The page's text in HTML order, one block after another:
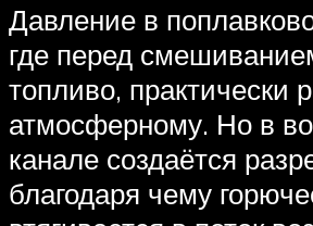
Давление в
где перед
топливо, практически
атмосферному. Но в
канале создаётся
благодаря чему